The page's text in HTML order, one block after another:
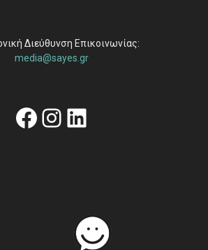
Διεύθυνση Επικοινωνίας:
media@sayes.gr
Facebook
Instagram
Linkedin